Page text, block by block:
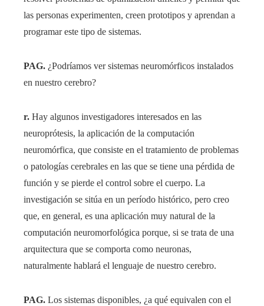
las personas experimenten, creen prototipos y aprendan a
programar este tipo de sistemas.
PAG. ¿Podríamos ver sistemas neuromórficos instalados
en nuestro cerebro?
r. Hay algunos investigadores interesados ​​en las
neuroprótesis, la aplicación de la computación
neuromórfica, que consiste en el tratamiento de problemas
o patologías cerebrales en las que se tiene una pérdida de
función y se pierde el control sobre el cuerpo. La
investigación se sitúa en un período histórico, pero creo
que, en general, es una aplicación muy natural de la
computación neuromorfológica porque, si se trata de una
arquitectura que se comporta como neuronas,
naturalmente hablará el lenguaje de nuestro cerebro.
PAG. Los sistemas disponibles, ¿a qué equivalen con el